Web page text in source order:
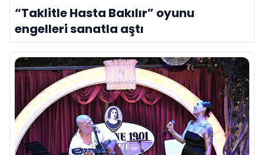
“Taklitle Hasta Bakılır” oyunu
engelleri sanatla aştı